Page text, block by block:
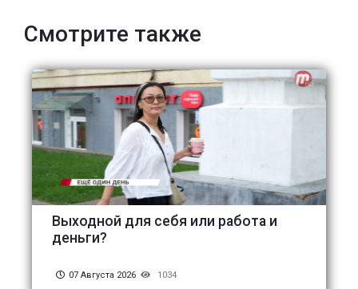
Смотрите также
Выходной для себя или работа и
деньги?
07 Августа 2026 1034